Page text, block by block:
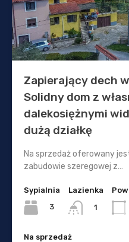
Zapierający dech
Solidny dom z
dalekosiężnymi
dużą działkę
Na sprzedaż oferowany
zabudowie szeregowej z…
Sypialnia
3
Lazienka
1
Na sprzedaż